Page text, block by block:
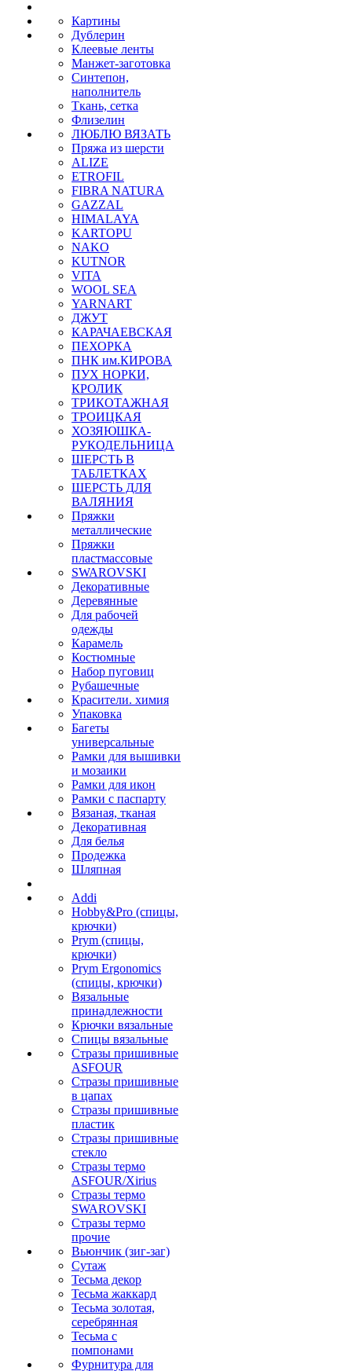
Картины
Дублерин
Клеевые ленты
Манжет-заготовка
Синтепон,
наполнитель
Ткань, сетка
Флизелин
ЛЮБЛЮ ВЯЗАТЬ
Пряжа из шерсти
ALIZE
ETROFIL
FIBRA NATURA
GAZZAL
HIMALAYA
KARTOPU
NAKO
KUTNOR
VITA
WOOL SEA
YARNART
ДЖУТ
КАРАЧАЕВСКАЯ
ПЕХОРКА
ПНК им.КИРОВА
ПУХ НОРКИ,
КРОЛИК
ТРИКОТАЖНАЯ
ТРОИЦКАЯ
ХОЗЯЮШКА-
РУКОДЕЛЬНИЦА
ШЕРСТЬ В
ТАБЛЕТКАХ
ШЕРСТЬ ДЛЯ
ВАЛЯНИЯ
Пряжки
металлические
Пряжки
пластмассовые
SWAROVSKI
Декоративные
Деревянные
Для рабочей
одежды
Карамель
Костюмные
Набор пуговиц
Рубашечные
Красители. химия
Упаковка
Багеты
универсальные
Рамки для вышивки
и мозаики
Рамки для икон
Рамки с паспарту
Вязаная, тканая
Декоративная
Для белья
Продежка
Шляпная
Addi
Hobby&Pro (спицы,
крючки)
Prym (спицы,
крючки)
Prym Ergonomics
(спицы, крючки)
Вязальные
принадлежности
Крючки вязальные
Спицы вязальные
Стразы пришивные
ASFOUR
Стразы пришивные
в цапах
Стразы пришивные
пластик
Стразы пришивные
стекло
Стразы термо
ASFOUR/Xirius
Стразы термо
SWAROVSKI
Стразы термо
прочие
Вьюнчик (зиг-заг)
Сутаж
Тесьма декор
Тесьма жаккард
Тесьма золотая,
серебрянная
Тесьма с
помпонами
Фурнитура для